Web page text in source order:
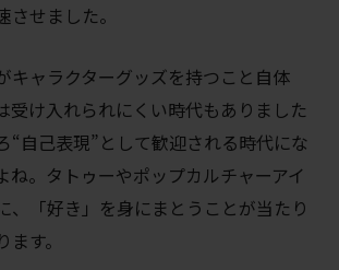
せました。
キャラクターグッズを持つこと自体
受け入れられにくい時代もありました
“自己表現”として歓迎される時代にな
ね。タトゥーやポップカルチャーアイ
、「好き」を身にまとうことが当たり
す。